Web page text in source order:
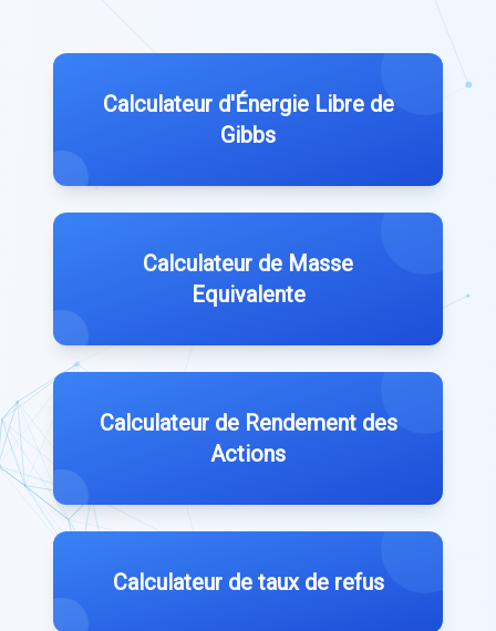
Calculateur d'Énergie Libre de
Gibbs
Calculateur de Masse
Equivalente
Calculateur de Rendement des
Actions
Calculateur de taux de refus